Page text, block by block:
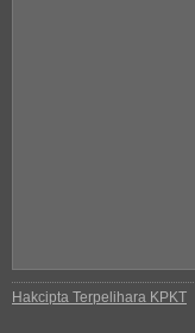
Hakcipta Terpelihara KPKT